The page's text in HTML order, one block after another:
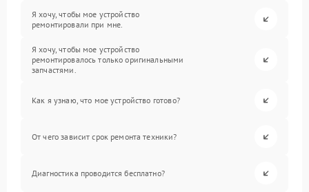
Я хочу, чтобы мое устройство
ремонтировали при мне.
Я хочу, чтобы мое устройство
ремонтировалось только оригинальными
запчастями.
Как я узнаю, что мое устройство готово?
От чего зависит срок ремонта техники?
Диагностика проводится бесплатно?